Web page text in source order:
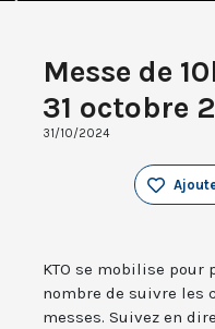
Messe de
31 octobre
31/10/2024
KTO se mobilise
nombre de suivre les
messes. Suivez en